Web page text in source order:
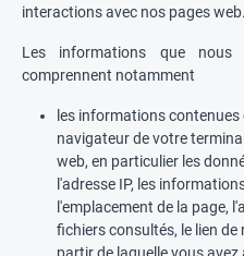
interactions avec nos pages web.
Les informations que
comprennent notamment
les informations contenues
navigateur de votre
web, en particulier les
l'adresse IP, les
l'emplacement de la page,
fichiers consultés, le lien de